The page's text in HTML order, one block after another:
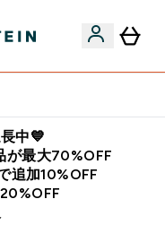
中💙
が最大70%OFF
追加10%OFF